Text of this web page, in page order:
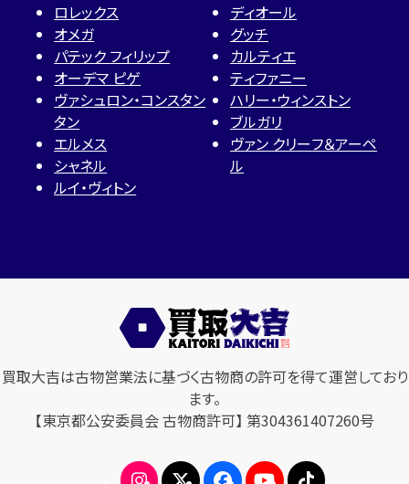
ロレックス
オメガ
パテック フィリップ
オーデマ ピゲ
ヴァシュロン・コンスタン
タン
エルメス
シャネル
ルイ・ヴィトン
ディオール
グッチ
カルティエ
ティファニー
ハリー・ウィンストン
ブルガリ
ヴァン クリーフ＆アーペ
ル
買取大吉は古物営業法に基づく古物商の許可を得て運営しており
ます。
【東京都公安委員会 古物商許可】 第304361407260号